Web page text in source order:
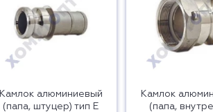
Камлок алюминиевый
(папа, штуцер) тип E
Камлок
(папа,